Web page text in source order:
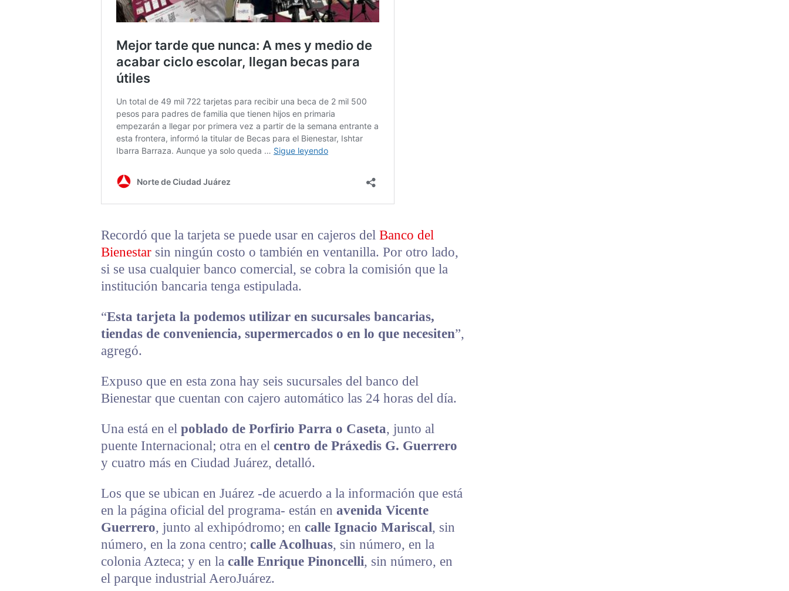
Recordó que la tarjeta se puede usar en cajeros del Banco del
Bienestar sin ningún costo o también en ventanilla. Por otro lado,
si se usa cualquier banco comercial, se cobra la comisión que la
institución bancaria tenga estipulada.
“Esta tarjeta la podemos utilizar en sucursales bancarias,
tiendas de conveniencia, supermercados o en lo que necesiten”,
agregó.
Expuso que en esta zona hay seis sucursales del banco del
Bienestar que cuentan con cajero automático las 24 horas del día.
Una está en el poblado de Porfirio Parra o Caseta, junto al
puente Internacional; otra en el centro de Práxedis G. Guerrero
y cuatro más en Ciudad Juárez, detalló.
Los que se ubican en Juárez -de acuerdo a la información que está
en la página oficial del programa- están en avenida Vicente
Guerrero, junto al exhipódromo; en calle Ignacio Mariscal, sin
número, en la zona centro; calle Acolhuas, sin número, en la
colonia Azteca; y en la calle Enrique Pinoncelli, sin número, en
el parque industrial AeroJuárez.